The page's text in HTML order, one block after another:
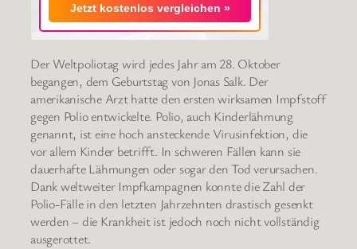
Jetzt kostenlos vergleichen »
Der Weltpoliotag wird jedes Jahr am 28. Oktober
begangen, dem Geburtstag von Jonas Salk. Der
amerikanische Arzt hatte den ersten wirksamen Impfstoff
gegen Polio entwickelte. Polio, auch Kinderlähmung
genannt, ist eine hoch ansteckende Virusinfektion, die
vor allem Kinder betrifft. In schweren Fällen kann sie
dauerhafte Lähmungen oder sogar den Tod verursachen.
Dank weltweiter Impfkampagnen konnte die Zahl der
Polio-Fälle in den letzten Jahrzehnten drastisch gesenkt
werden – die Krankheit ist jedoch noch nicht vollständig
ausgerottet.